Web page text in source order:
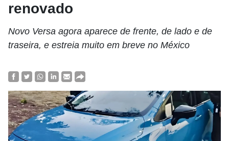
renovado
Novo Versa agora aparece de frente, de lado e de
traseira, e estreia muito em breve no México